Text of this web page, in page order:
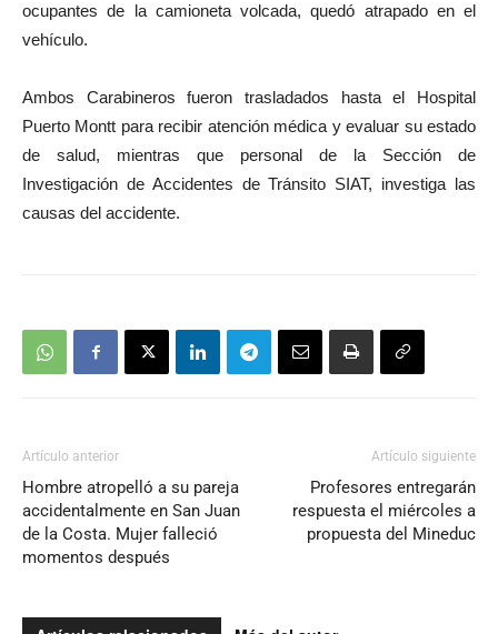
ocupantes de la camioneta volcada, quedó atrapado en el
vehículo.
Ambos Carabineros fueron trasladados hasta el Hospital
Puerto Montt para recibir atención médica y evaluar su estado
de salud, mientras que personal de la Sección de
Investigación de Accidentes de Tránsito SIAT, investiga las
causas del accidente.
Artículo anterior
Hombre atropelló a su pareja
accidentalmente en San Juan
de la Costa. Mujer falleció
momentos después
Artículo siguiente
Profesores entregarán
respuesta el miércoles a
propuesta del Mineduc